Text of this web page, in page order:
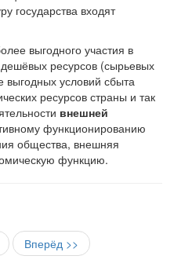
государства входят
выгодного участия в
ресурсов (сырьевых
выгодных условий сбыта
ресурсов страны и так
внешней
функционированию
общества, внешняя
функцию.
Вперёд >>